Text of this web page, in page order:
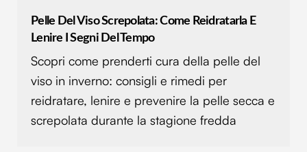
Pelle Del Viso Screpolata: Come Reidratarla E
Lenire I Segni Del Tempo
Scopri come prenderti cura della pelle del
viso in inverno: consigli e rimedi per
reidratare, lenire e prevenire la pelle secca e
screpolata durante la stagione fredda